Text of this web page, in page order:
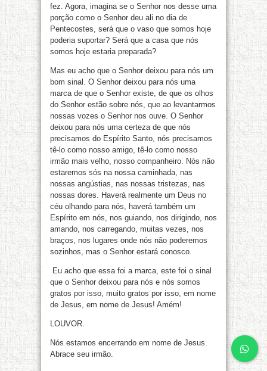
fez. Agora, imagina se o Senhor nos desse uma
porção como o Senhor deu ali no dia de
Pentecostes, será que o vaso que somos hoje
poderia suportar? Será que a casa que nós
somos hoje estaria preparada?
Mas eu acho que o Senhor deixou para nós um
bom sinal. O Senhor deixou para nós uma
marca de que o Senhor existe, de que os olhos
do Senhor estão sobre nós, que ao levantarmos
nossas vozes o Senhor nos ouve. O Senhor
deixou para nós uma certeza de que nós
precisamos do Espírito Santo, nós precisamos
tê-lo como nosso amigo, tê-lo como nosso
irmão mais velho, nosso companheiro. Nós não
estaremos sós na nossa caminhada, nas
nossas angústias, nas nossas tristezas, nas
nossas dores. Haverá realmente um Deus no
céu olhando para nós, haverá também um
Espírito em nós, nos guiando, nos dirigindo, nos
amando, nos carregando, muitas vezes, nos
braços, nos lugares onde nós não poderemos
sozinhos, mas o Senhor estará conosco.
Eu acho que essa foi a marca, este foi o sinal
que o Senhor deixou para nós e nós somos
gratos por isso, muito gratos por isso, em nome
de Jesus, em nome de Jesus! Amém!
LOUVOR.
Nós estamos encerrando em nome de Jesus.
Abrace seu irmão.